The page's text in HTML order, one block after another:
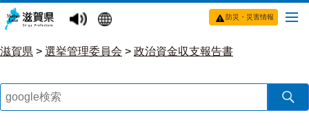
防災・災害情報
滋賀県 > 選挙管理委員会 > 政治資金収支報告書